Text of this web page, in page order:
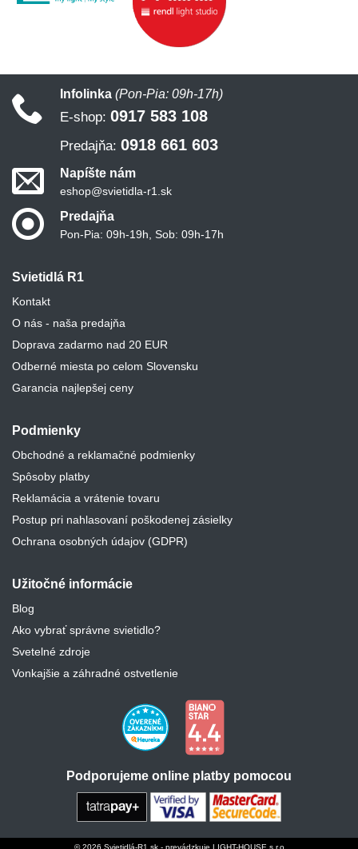
Svietidlá R1
Kontakt
O nás - naša predajňa
Doprava zadarmo nad 20 EUR
Odberné miesta po celom Slovensku
Garancia najlepšej ceny
Podmienky
Obchodné a reklamačné podmienky
Spôsoby platby
Reklamácia a vrátenie tovaru
Postup pri nahlasovaní poškodenej zásielky
Ochrana osobných údajov (GDPR)
Užitočné informácie
Blog
Ako vybrať správne svietidlo?
Svetelné zdroje
Vonkajšie a záhradné ostvetlenie
Infolinka (Pon-Pia: 09h-17h)
E-shop: 0917 583 108
Predajňa: 0918 661 603
Napíšte nám
eshop@svietidla-r1.sk
Predajňa
Pon-Pia: 09h-19h, Sob: 09h-17h
Podporujeme online platby pomocou
© 2026 Svietidlá-R1.sk - prevádzkuje LIGHT-HOUSE s.r.o